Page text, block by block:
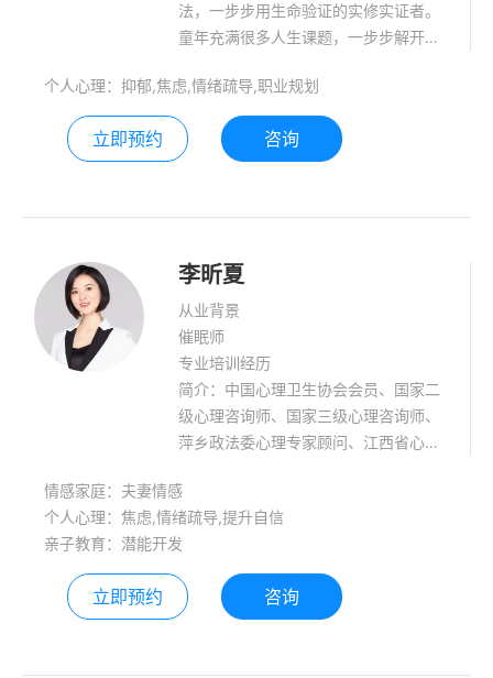
法，一步步用生命验证的实修实证者。
童年充满很多人生课题，一步步解开创
旅。研习了精神分析，萨提亚家庭治
疗，NLP,认知行为疗法，森田疗法，家
庭系统排列，并身体力行实践，在心灵
虑症、强迫症。擅长领域：职业生涯规
个人心理：抑郁,焦虑,情绪疏导,职业规划
立即预约 咨询
李昕夏
从业背景
催眠师
专业培训经历
简介：中国心理卫生协会会员、国家二
级心理咨询师、国家三级心理咨询师、
萍乡政法委心理专家顾问、江西省心理
会员、情绪管理师、儿童心理成长指导
师、平安江西心理健康大讲堂讲师 擅长
领域： 情感困惑：恋爱心理，情感纠
葛，婚姻关系，婆媳关系，婚外恋 青少
年心理咨询：儿童、青少年的成长性困
情感家庭：夫妻情感
个人心理：焦虑,情绪疏导,提升自信
亲子教育：潜能开发
立即预约 咨询